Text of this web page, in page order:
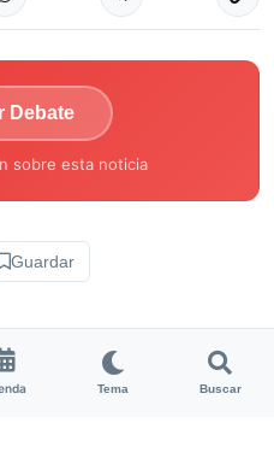
Debate
sobre esta noticia
Guardar
Tema Buscar